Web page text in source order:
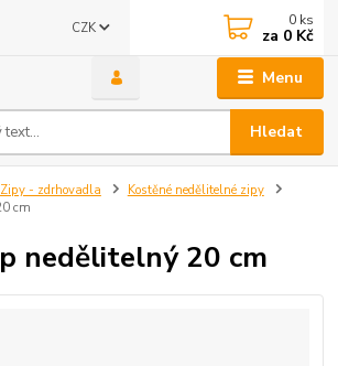
Menu
CZK
Hledat
0 ks
za 0 Kč
Zipy - zdrhovadla
Kostěné nedělitelné zipy
cm
nedělitelný 20 cm